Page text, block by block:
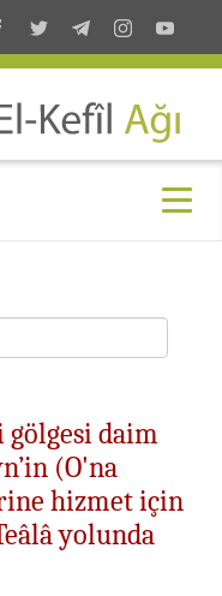
daim
(O'na
hizmet için
yolunda